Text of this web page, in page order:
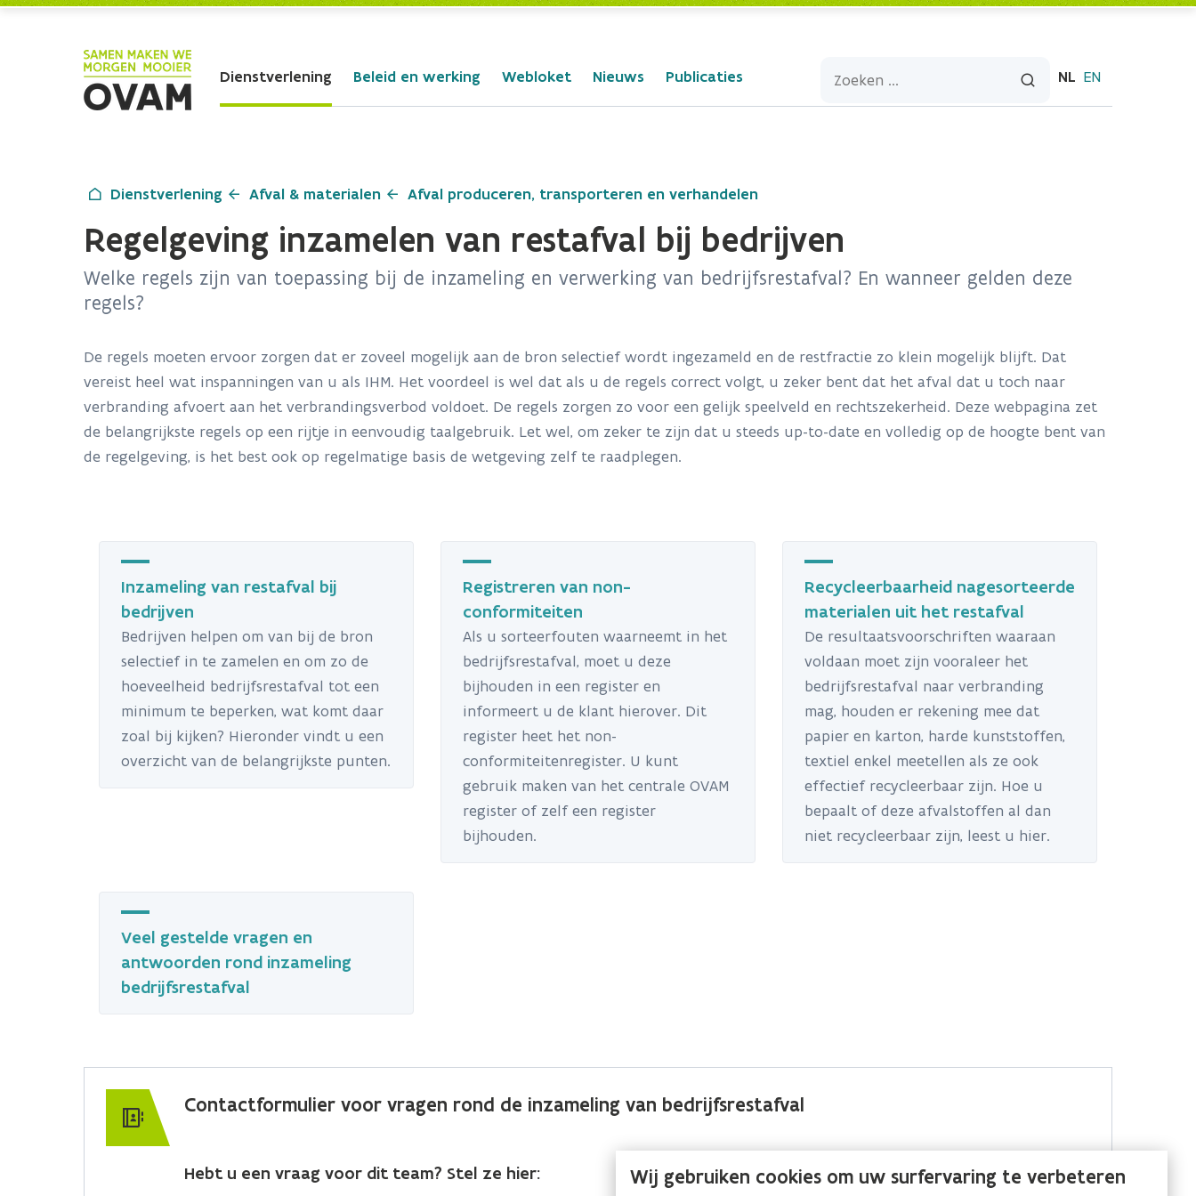
Dienstverlening Beleid en werking Webloket Nieuws Publicaties NL EN
Dienstverlening Afval & materialen Afval produceren, transporteren en verhandelen
Regelgeving inzamelen van restafval bij bedrijven
Welke regels zijn van toepassing bij de inzameling en verwerking van bedrijfsrestafval? En wanneer gelden deze
regels?
De regels moeten ervoor zorgen dat er zoveel mogelijk aan de bron selectief wordt ingezameld en de restfractie zo klein mogelijk blijft. Dat
vereist heel wat inspanningen van u als IHM. Het voordeel is wel dat als u de regels correct volgt, u zeker bent dat het afval dat u toch naar
verbranding afvoert aan het verbrandingsverbod voldoet. De regels zorgen zo voor een gelijk speelveld en rechtszekerheid. Deze webpagina zet
de belangrijkste regels op een rijtje in eenvoudig taalgebruik. Let wel, om zeker te zijn dat u steeds up-to-date en volledig op de hoogte bent van
de regelgeving, is het best ook op regelmatige basis de wetgeving zelf te raadplegen.
Inzameling van restafval bij
bedrijven
Bedrijven helpen om van bij de bron
selectief in te zamelen en om zo de
hoeveelheid bedrijfsrestafval tot een
minimum te beperken, wat komt daar
zoal bij kijken? Hieronder vindt u een
overzicht van de belangrijkste punten.
Registreren van non-
conformiteiten
Als u sorteerfouten waarneemt in het
bedrijfsrestafval, moet u deze
bijhouden in een register en
informeert u de klant hierover. Dit
register heet het non-
conformiteitenregister. U kunt
gebruik maken van het centrale OVAM
register of zelf een register
bijhouden.
Recycleerbaarheid nagesorteerde
materialen uit het restafval
De resultaatsvoorschriften waaraan
voldaan moet zijn vooraleer het
bedrijfsrestafval naar verbranding
mag, houden er rekening mee dat
papier en karton, harde kunststoffen,
textiel enkel meetellen als ze ook
effectief recycleerbaar zijn. Hoe u
bepaalt of deze afvalstoffen al dan
niet recycleerbaar zijn, leest u hier.
Veel gestelde vragen en
antwoorden rond inzameling
bedrijfsrestafval
Contactformulier voor vragen rond de inzameling van bedrijfsrestafval
Hebt u een vraag voor dit team? Stel ze hier: Wij gebruiken cookies om uw surfervaring te verbeteren